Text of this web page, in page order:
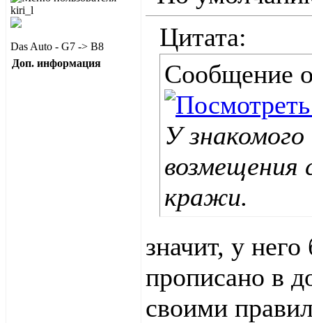
Das Auto - G7 -> B8
Доп. информация
Цитата:
Сообщение
У
возмещения
кражи.
значит, у
прописано в
своими